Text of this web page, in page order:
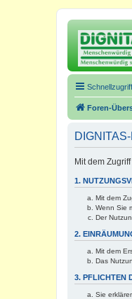
Schnellzugriff
Foren-
Mit dem
1.
Mit dem
Wenn Sie
Der
2.
Mit dem
Das
3. PFLICHTEN
Sie